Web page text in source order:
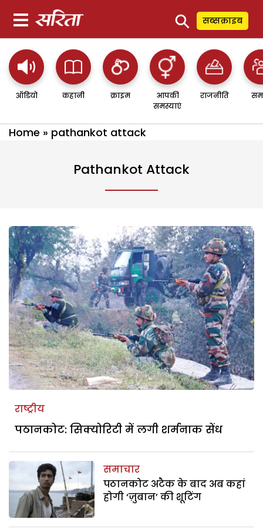
⚲ सब्सक्राइब
ऑडियो कहानी क्राइम
आपकी
समस्याएं
राजनीति
Home » pathankot attack
Pathankot Attack
राष्ट्रीय
पठानकोट: सिक्योरिटी में लगी शर्मनाक सेंध
समाचार
पठानकोट अटैक के बाद अब कहां
होगी ‘ज़ुबान’ की शूटिंग